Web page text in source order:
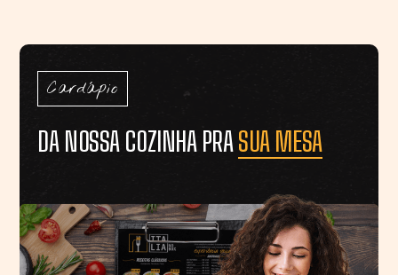
Cardápio
DA NOSSA COZINHA PRASUA MESA